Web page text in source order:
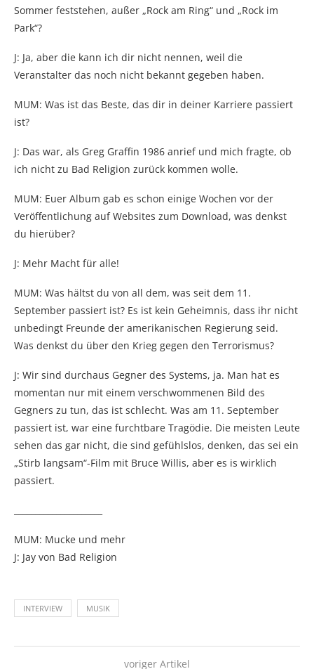
Sommer feststehen, außer „Rock am Ring“ und „Rock im
Park“?
J: Ja, aber die kann ich dir nicht nennen, weil die
Veranstalter das noch nicht bekannt gegeben haben.
MUM: Was ist das Beste, das dir in deiner Karriere passiert
ist?
J: Das war, als Greg Graffin 1986 anrief und mich fragte, ob
ich nicht zu Bad Religion zurück kommen wolle.
MUM: Euer Album gab es schon einige Wochen vor der
Veröffentlichung auf Websites zum Download, was denkst
du hierüber?
J: Mehr Macht für alle!
MUM: Was hältst du von all dem, was seit dem 11.
September passiert ist? Es ist kein Geheimnis, dass ihr nicht
unbedingt Freunde der amerikanischen Regierung seid.
Was denkst du über den Krieg gegen den Terrorismus?
J: Wir sind durchaus Gegner des Systems, ja. Man hat es
momentan nur mit einem verschwommenen Bild des
Gegners zu tun, das ist schlecht. Was am 11. September
passiert ist, war eine furchtbare Tragödie. Die meisten Leute
sehen das gar nicht, die sind gefühlslos, denken, das sei ein
„Stirb langsam“-Film mit Bruce Willis, aber es is wirklich
passiert.
MUM: Mucke und mehr
J: Jay von Bad Religion
INTERVIEW MUSIK
voriger Artikel